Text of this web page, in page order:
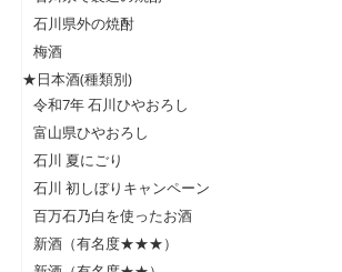
石川県外の焼酎
梅酒
★日本酒(種類別)
令和7年 石川ひやおろし
富山県ひやおろし
石川 夏にごり
石川 初しぼりキャンペーン
百万石乃白を使ったお酒
新酒（有名度★★★）